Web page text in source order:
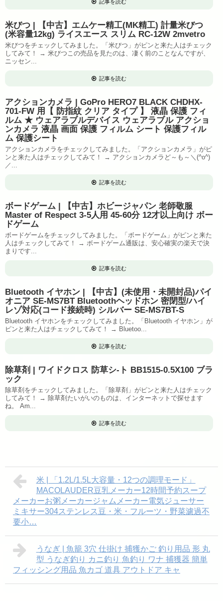
記事を読む
米びつ | 【中古】エムケー精工(MK精工) 計量米びつ
(米容量12kg) ライスエース スリム RC-12W 2mvetro
米びつをチェックしてみました。「米びつ」がピンと来た人はチェック
してみて！ → 米びつこの売品を見たのは、凄く前のことなんですが、
ニッセン...
記事を読む
アクションカメラ | GoPro HERO7 BLACK CHDHX-
701-FW 用【 防指紋 クリア タイプ 】 液晶 保護 フィ
ルム ★ ウェアラブルデバイス ウェアラブル アクショ
ンカメラ 液晶 画面 保護 フィルム シート 保護フィル
ム 保護シート
アクションカメラをチェックしてみました。「アクションカメラ」がピ
ンと来た人はチェックしてみて！ → アクションカメラど～も～＼(^o^)
／...
記事を読む
ボードゲーム | 【中古】ホビージャパン 老師敬服
Master of Respect 3-5人用 45-60分 12才以上向け ボー
ドゲーム
ボードゲームをチェックしてみました。「ボードゲーム」がピンと来た
人はチェックしてみて！ → ボードゲーム通販は、安心確実の楽天で決
まりです...
記事を読む
Bluetooth イヤホン | 【中古】(未使用・未開封品)パイ
オニア SE-MS7BT Bluetoothヘッドホン 密閉型/ハイ
レゾ対応(コード接続時) シルバー SE-MS7BT-S
Bluetooth イヤホンをチェックしてみました。「Bluetooth イヤホン」が
ピンと来た人はチェックしてみて！ → Bluetoo...
記事を読む
除草剤 | ワイドクロス 防草シ-ト BB1515-0.5X100 ブラ
ック
除草剤をチェックしてみました。「除草剤」がピンと来た人はチェック
してみて！ → 除草剤たいがいのものは、インターネットで探せます
ね。 Am...
記事を読む
米 | 「1.2L/1.5L大容量・12つの調理モード」
MACOLAUDER豆乳メーカー12時間予約スープ
メーカーお粥メーカージャムメーカー電気ジューサー
ミキサー304ステンレス豆・米・フルーツ・野菜濾過不
要小…
うなぎ | 魚籠 3穴 仕掛け 捕獲かご 釣り用品 形 丸
型 うなぎ釣り カニ釣り 魚釣り ワナ 捕獲器 簡単
フィッシング用品 魚カゴ 道具 アウトドア キャ